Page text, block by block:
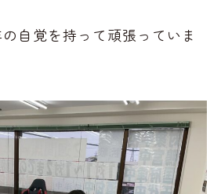
自覚を持って頑張っていま